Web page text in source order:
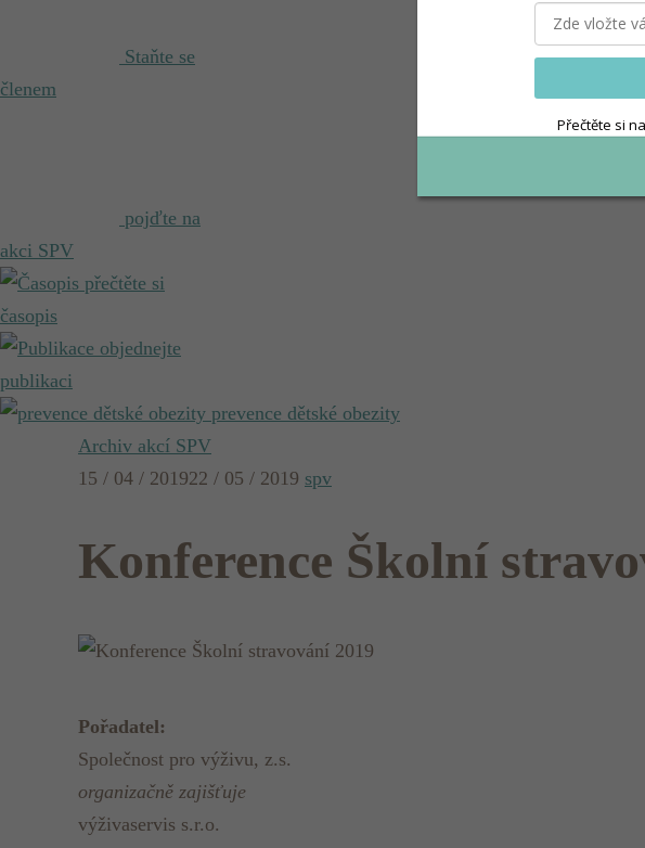
Staňte se
členem
pojďte na
akci SPV
přečtěte si
časopis
objednejte
publikaci
prevence dětské obezity
Archiv akcí SPV
15 / 04 / 201922 / 05 / 2019 spv
Konference Školní
Pořadatel:
Společnost pro výživu, z.s.
organizačně zajišťuje
výživaservis s.r.o.
Přečtěte si